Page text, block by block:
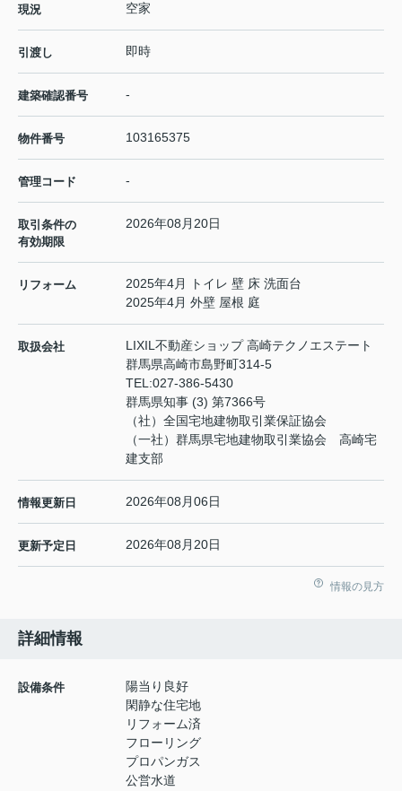
現況 空家
引渡し 即時
建築確認番号 -
物件番号 103165375
管理コード -
取引条件の
有効期限
2026年08月20日
リフォーム
2025年4月 トイレ 壁 床 洗面台
2025年4月 外壁 屋根 庭
取扱会社
LIXIL不動産ショップ 高崎テクノエステート
群馬県高崎市島野町314-5
TEL:027-386-5430
群馬県知事 (3) 第7366号
（社）全国宅地建物取引業保証協会
（一社）群馬県宅地建物取引業協会 高崎宅
建支部
情報更新日 2026年08月06日
更新予定日 2026年08月20日
情報の見方
詳細情報
設備条件
陽当り良好
閑静な住宅地
リフォーム済
フローリング
プロパンガス
公営水道